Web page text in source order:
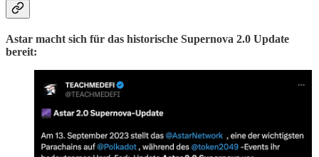
Astar macht sich für das historische Supernova 2.0 Update
bereit: